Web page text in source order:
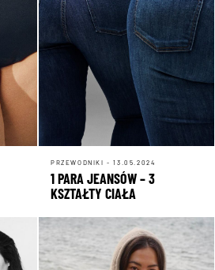
PRZEWODNIKI - 13.05.2024
1 PARA JEANSÓW – 3
KSZTAŁTY CIAŁA